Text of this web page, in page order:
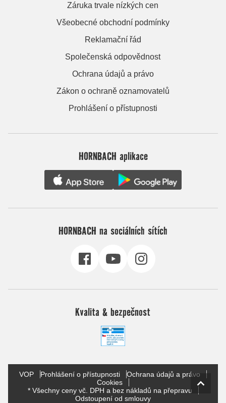
Záruka trvale nízkých cen
Všeobecné obchodní podmínky
Reklamační řád
Společenská odpovědnost
Ochrana údajů a právo
Zákon o ochraně oznamovatelů
Prohlášení o přístupnosti
HORNBACH aplikace
HORNBACH na sociálních sítích
Kvalita & bezpečnost
VOP Prohlášení o přístupnosti
Ochrana údajů a právo
Cookies
* Všechny ceny vč. DPH a bez nákladů na přepravu
Odstoupení od smlouvy